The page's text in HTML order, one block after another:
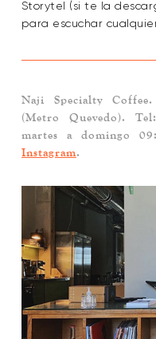
Storytel (si te la
para escuchar
Naji Specialty Coffee.
(Metro Quevedo).
martes a domingo
Instagram.